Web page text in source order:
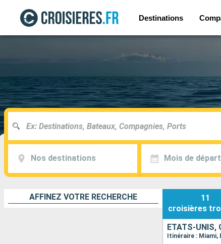
Destinations
Nos destinations Mois de départ
AFFINEZ VOTRE RECHERCHE
11
croisières